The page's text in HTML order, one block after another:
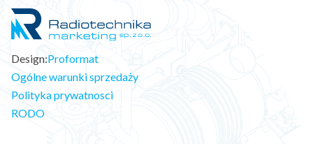
Design:Proformat
Ogólne warunki sprzedaży
Polityka prywatnosci
RODO